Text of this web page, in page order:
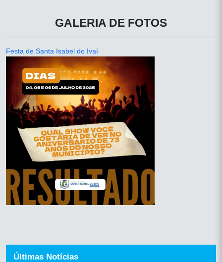
GALERIA DE FOTOS
Festa de Santa Isabel do Ivaí
Últimas Notícias